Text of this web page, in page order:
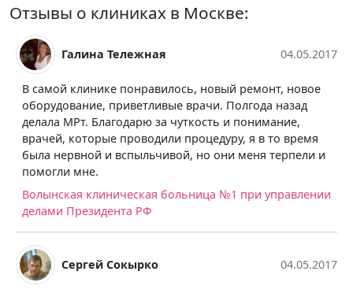
Отзывы о клиниках в Москве:
Галина Тележная 04.05.2017
В самой клинике понравилось, новый ремонт, новое
оборудование, приветливые врачи. Полгода назад
делала МРт. Благодарю за чуткость и понимание,
врачей, которые проводили процедуру, я в то время
была нервной и вспыльчивой, но они меня терпели и
помогли мне.
Волынская клиническая больница №1 при управлении
делами Президента РФ
Сергей Сокырко 04.05.2017